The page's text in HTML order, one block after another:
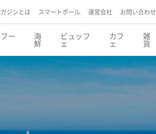
ジンとは スマートポール 運営会社 お問い合わせ
ー
海
鮮
ビュッフ
ェ
カフ
ェ
雑
貨